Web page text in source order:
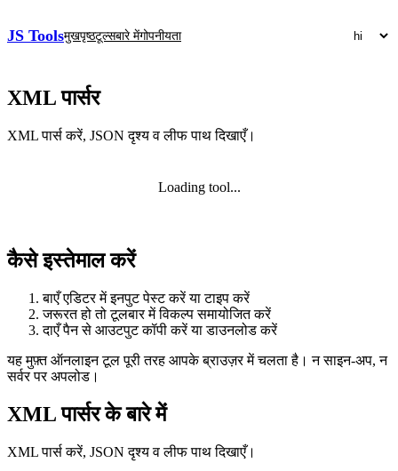
JS Toolsमुखपृष्ठटूल्सबारे मेंगोपनीयता
XML पार्सर
XML पार्स करें, JSON दृश्य व लीफ पाथ दिखाएँ।
Loading tool...
कैसे इस्तेमाल करें
बाएँ एडिटर में इनपुट पेस्ट करें या टाइप करें
जरूरत हो तो टूलबार में विकल्प समायोजित करें
दाएँ पैन से आउटपुट कॉपी करें या डाउनलोड करें
यह मुफ़्त ऑनलाइन टूल पूरी तरह आपके ब्राउज़र में चलता है। न साइन‑अप, न
सर्वर पर अपलोड।
XML पार्सर के बारे में
XML पार्स करें, JSON दृश्य व लीफ पाथ दिखाएँ।